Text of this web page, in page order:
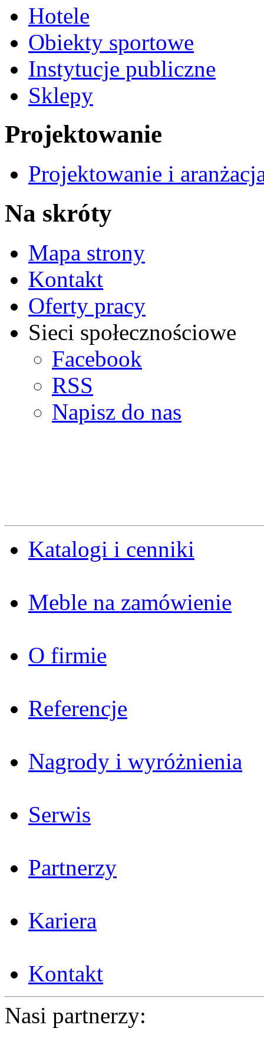
Hotele
Obiekty sportowe
Instytucje publiczne
Sklepy
Projektowanie
Projektowanie i
Na skróty
Mapa strony
Kontakt
Oferty pracy
Sieci społecznościowe
Facebook
RSS
Napisz do nas
Katalogi i cenniki
Meble na zamówienie
O firmie
Referencje
Nagrody i wyróżnienia
Serwis
Partnerzy
Kariera
Kontakt
Nasi partnerzy: